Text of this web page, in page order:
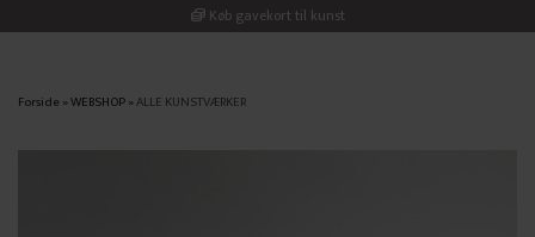
Køb gavekort til kunst
Forside »WEBSHOP»ALLE KUNSTVÆRKER